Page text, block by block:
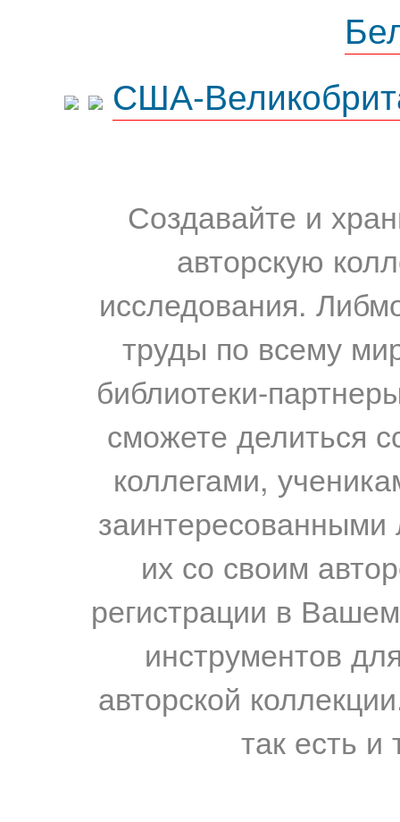
США-
Создавайте и
авторскую
исследования.
труды по всему
библиотеки-
сможете делиться
коллегами,
их со своим
регистрации в
инструментов
авторской
так есть и